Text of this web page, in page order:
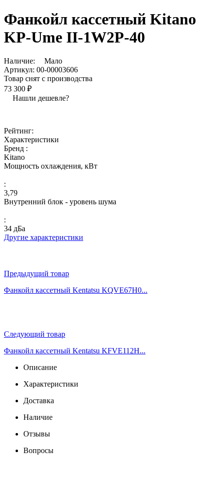
Фанкойл кассетный Kitano
KP-Ume II-1W2P-40
Наличие:
Мало
Артикул: 00-00003606
Товар снят с производства
73 300 ₽
Нашли дешевле?
Рейтинг:
Характеристики
Бренд :
Kitano
Мощность охлаждения, кВт
:
3,79
Внутренний блок - уровень шума
:
34 дБа
Другие характеристики
Предыдущий товар
Фанкойл кассетный Kentatsu KQVE67H0...
Следующий товар
Фанкойл кассетный Kentatsu KFVE112H...
Описание
Характеристики
Доставка
Наличие
Отзывы
Вопросы